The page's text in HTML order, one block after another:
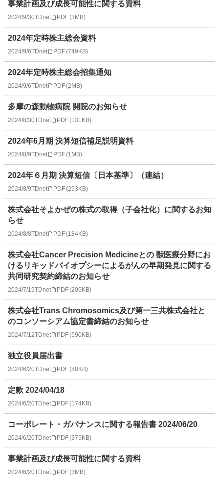
事業計画及び成長可能性に関する資料
2024/9/30TDnet PDF(3MB)
2024年定時株主総会資料
2024/9/6TDnet PDF(749KB)
2024年定時株主総会招集通知
2024/9/6TDnet PDF(2MB)
多摩の森動物病院 開院のお知らせ
2024/8/30TDnet PDF(131KB)
2024年6月期 決算短信補足説明資料
2024/8/9TDnet PDF(1MB)
2024年６月期 決算短信〔日本基準〕（連結）
2024/8/9TDnet PDF(293KB)
株式会社そよかぜの株式の取得（子会社化）に関するお知
らせ
2024/8/8TDnet PDF(184KB)
株式会社Cancer Precision Medicineとの 獣医療分野にお
けるリキッドバイオプシーによるがんの早期発見に関する
共同研究契約締結のお知らせ
2024/7/19TDnet PDF(206KB)
株式会社Trans Chromosomics及び第一三共株式会社と
のコンソーシアム協定書締結のお知らせ
2024/7/12TDnet PDF(590KB)
独立役員届出書
2024/6/20TDnet PDF(88KB)
定款 2024/04/18
2024/6/20TDnet PDF(174KB)
コーポレート・ガバナンスに関する報告書 2024/06/20
2024/6/20TDnet PDF(375KB)
事業計画及び成長可能性に関する資料
2024/6/20TDnet PDF(3MB)